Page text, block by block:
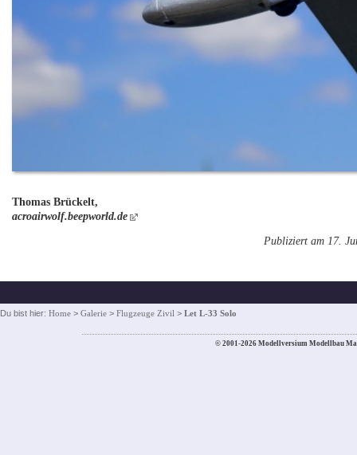
Thomas Brückelt,
acroairwolf.beepworld.de
Publiziert am 17.
Du bist hier: Home > Galerie > Flugzeuge Zivil > Let L-33 Solo
© 2001-2026 Modellversium Modellbau